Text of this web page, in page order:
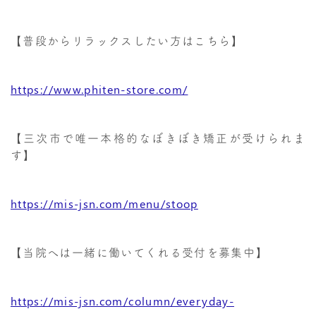
【普段からリラックスしたい方はこちら】
https://www.phiten-store.com/
【三次市で唯一本格的なぼきぼき矯正が受けられま
す】
https://mis-jsn.com/menu/stoop
【当院へは一緒に働いてくれる受付を募集中】
https://mis-jsn.com/column/everyday-